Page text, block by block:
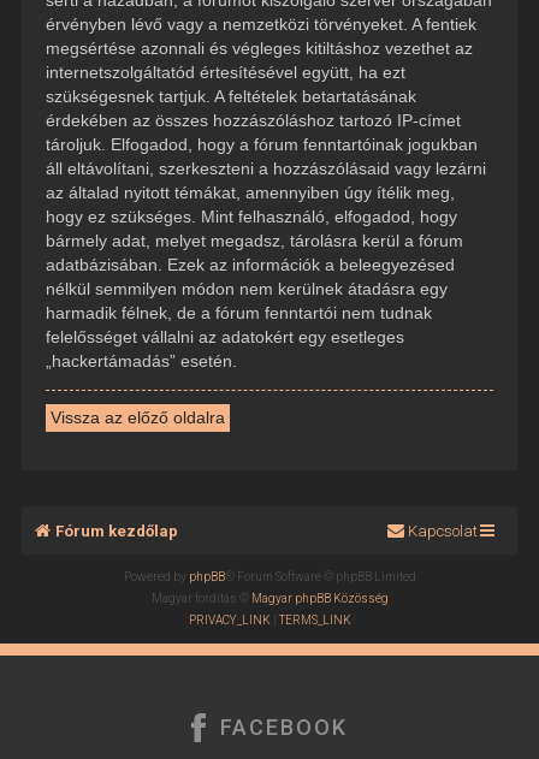
érvényben lévő vagy a nemzetközi törvényeket. A fentiek
megsértése azonnali és végleges kitiltáshoz vezethet az
internetszolgáltatód értesítésével együtt, ha ezt
szükségesnek tartjuk. A feltételek betartatásának
érdekében az összes hozzászóláshoz tartozó IP-címet
tároljuk. Elfogadod, hogy a fórum fenntartóinak jogukban
áll eltávolítani, szerkeszteni a hozzászólásaid vagy lezárni
az általad nyitott témákat, amennyiben úgy ítélik meg,
hogy ez szükséges. Mint felhasználó, elfogadod, hogy
bármely adat, melyet megadsz, tárolásra kerül a fórum
adatbázisában. Ezek az információk a beleegyezésed
nélkül semmilyen módon nem kerülnek átadásra egy
harmadik félnek, de a fórum fenntartói nem tudnak
felelősséget vállalni az adatokért egy esetleges
„hackertámadás” esetén.
Vissza az előző oldalra
Fórum kezdőlap Kapcsolat
Powered by phpBB® Forum Software © phpBB Limited
Magyar fordítás © Magyar phpBB Közösség
PRIVACY_LINK |TERMS_LINK
FACEBOOK